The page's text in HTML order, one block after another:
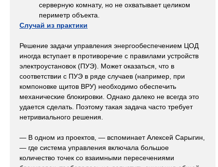
серверную комнату, но не охватывает целиком
периметр объекта.
Случай из практики
Решение задачи управления энергообеспечением ЦОД
иногда вступает в противоречие с правилами устройств
электроустановок (ПУЭ). Может оказаться, что в
соответствии с ПУЭ в ряде случаев (например, при
компоновке щитов ВРУ) необходимо обеспечить
механические блокировки. Однако далеко не всегда это
удается сделать. Поэтому такая задача часто требует
нетривиального решения.
— В одном из проектов, — вспоминает Алексей Сарыгин,
— где система управления включала большое
количество точек со взаимными пересечениями